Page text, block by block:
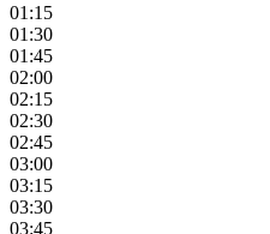
01:15
01:30
01:45
02:00
02:15
02:30
02:45
03:00
03:15
03:30
03:45